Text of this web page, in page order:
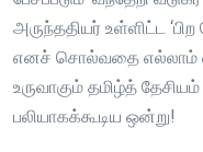
அருந்ததியர் உள்ளிட்ட
எனச் சொல்வதை எல்லாம்
உருவாகும் தமிழ்த்
பலியாகக்கூடிய ஒன்று!